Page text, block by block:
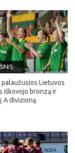
Lietuvos
iškovojo bronzą ir
A divizioną